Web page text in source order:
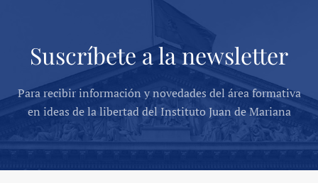
Suscríbete a la newsletter
Para recibir información y novedades del área formativa
en ideas de la libertad del Instituto Juan de Mariana